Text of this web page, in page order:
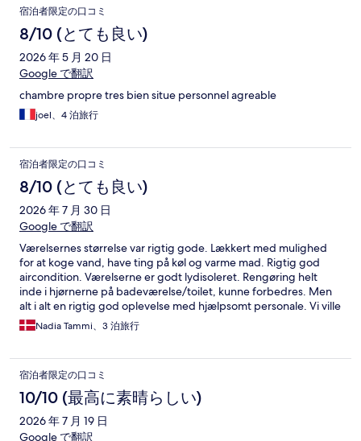
宿泊者限定の口コミ
8/10 (とても良い)
2026 年 5 月 20 日
Google で翻訳
chambre propre tres bien situe personnel agreable
joel、4 泊旅行
宿泊者限定の口コミ
8/10 (とても良い)
2026 年 7 月 30 日
Google で翻訳
Værelsernes størrelse var rigtig gode. Lækkert med mulighed
for at koge vand, have ting på køl og varme mad. Rigtig god
aircondition. Værelserne er godt lydisoleret. Rengøring helt
inde i hjørnerne på badeværelse/toilet, kunne forbedres. Men
alt i alt en rigtig god oplevelse med hjælpsomt personale. Vi ville
vælge det igen.
Nadia Tammi、3 泊旅行
宿泊者限定の口コミ
10/10 (最高に素晴らしい)
2026 年 7 月 19 日
Google で翻訳